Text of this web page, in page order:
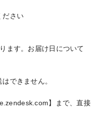
ださい
ます。お届け日について
できません。
】まで、直接